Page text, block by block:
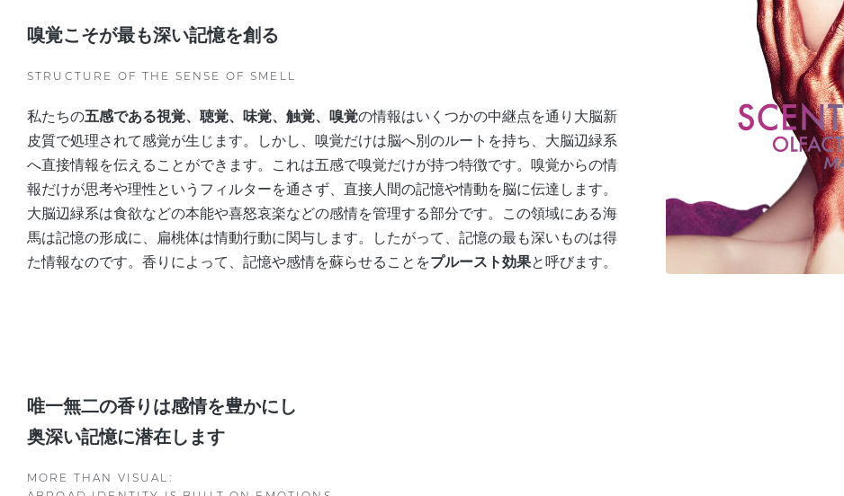
嗅覚こそが最も深い記憶を創る
STRUCTURE OF THE SENSE OF SMELL
私たちの五感である視覚、聴覚、味覚、触覚、嗅覚の情報はいくつかの中継点を通り大脳新
皮質で処理されて感覚が生じます。しかし、嗅覚だけは脳へ別のルートを持ち、大脳辺緑系
へ直接情報を伝えることができます。これは五感で嗅覚だけが持つ特徴です。嗅覚からの情
報だけが思考や理性というフィルターを通さず、直接人間の記憶や情動を脳に伝達します。
大脳辺緑系は食欲などの本能や喜怒哀楽などの感情を管理する部分です。この領域にある海
馬は記憶の形成に、扁桃体は情動行動に関与します。したがって、記憶の最も深いものは得
た情報なのです。香りによって、記憶や感情を蘇らせることをプルースト効果と呼びます。
唯一無二の香りは感情を豊かにし
奥深い記憶に潜在します
MORE THAN VISUAL: